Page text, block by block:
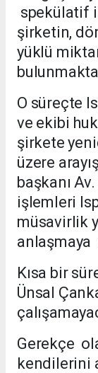
spekülatif
şirketin,
yüklü
O süreçte
ve ekibi
şirkete
üzere
başkanı
işlemleri
müsavirlik
anlaşmaya
Kısa bir
Ünsal
Gerekçe
kendilerini